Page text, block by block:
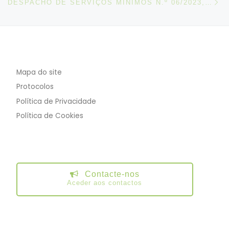
Mapa do site
Protocolos
Política de Privacidade
Política de Cookies
Contacte-nos
Aceder aos contactos